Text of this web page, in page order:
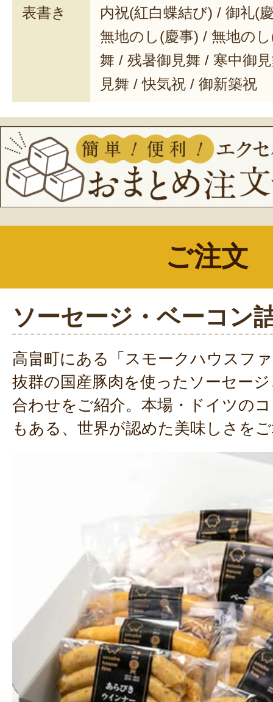
表書き
内祝(紅白蝶結び) / 御礼(
無地のし(慶事) / 無地の
舞 / 残暑御見舞 / 寒中御
見舞 / 快気祝 / 御新築祝
ご注文
ソーセージ・ベーコン
高畠町にある「スモークハウスフ
抜群の国産豚肉を使ったソーセー
合わせをご紹介。本場・ドイツの
もある、世界が認めた美味しさを